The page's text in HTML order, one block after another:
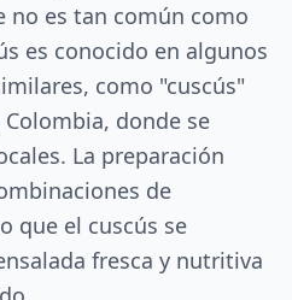
no es tan común como
es conocido en algunos
como "cuscús"
donde se
La preparación
de
que el cuscús se
fresca y nutritiva